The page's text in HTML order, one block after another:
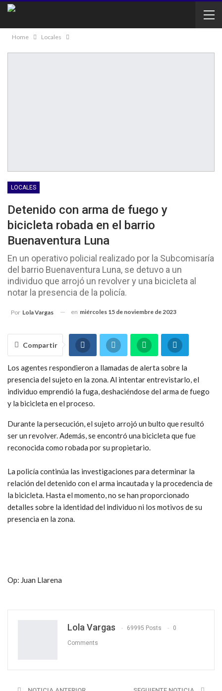
Home Locales
LOCALES
Detenido con arma de fuego y
bicicleta robada en el barrio
Buenaventura Luna
En un operativo policial realizado por la Subcomisaría
del barrio Buenaventura Luna, se detuvo a un
individuo que arrojó un revolver y una bicicleta al
notar la presencia de la policía.
Por Lola Vargas en miércoles 15 de noviembre de 2023
Compartir
Los agentes respondieron a llamadas de alerta sobre la
presencia del sujeto en la zona. Al intentar entrevistarlo, el
individuo emprendió la fuga, deshaciéndose del arma de fuego
y la bicicleta en el proceso.
Durante la persecución, el sujeto arrojó un bulto que resultó
ser un revolver. Además, se encontró una bicicleta que fue
reconocida como robada por su propietario.
La policía continúa las investigaciones para determinar la
relación del detenido con el arma incautada y la procedencia de
la bicicleta. Hasta el momento, no se han proporcionado
detalles sobre la identidad del individuo ni los motivos de su
presencia en la zona.
Op: Juan Llarena
Lola Vargas 69995 Posts 0
Comments